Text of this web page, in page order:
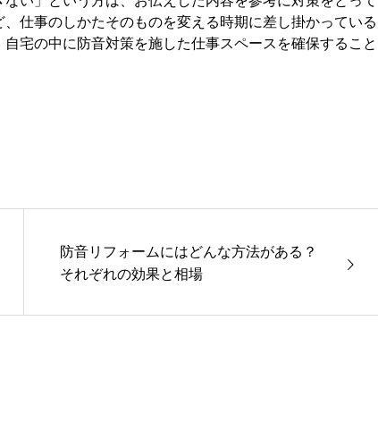
仕事のしかたそのものを変える時期に差し掛かっている
宅の中に防音対策を施した仕事スペースを確保すること
防音リフォームにはどんな方法がある？
それぞれの効果と相場